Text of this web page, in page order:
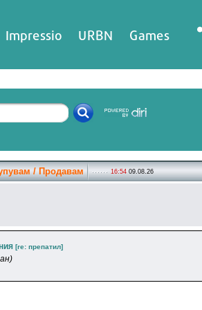
Impressio URBN Games
/ Продавам 16:54 09.08.26
[re: пpeпaтил]